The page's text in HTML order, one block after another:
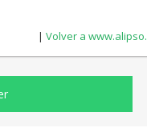
| Volver a